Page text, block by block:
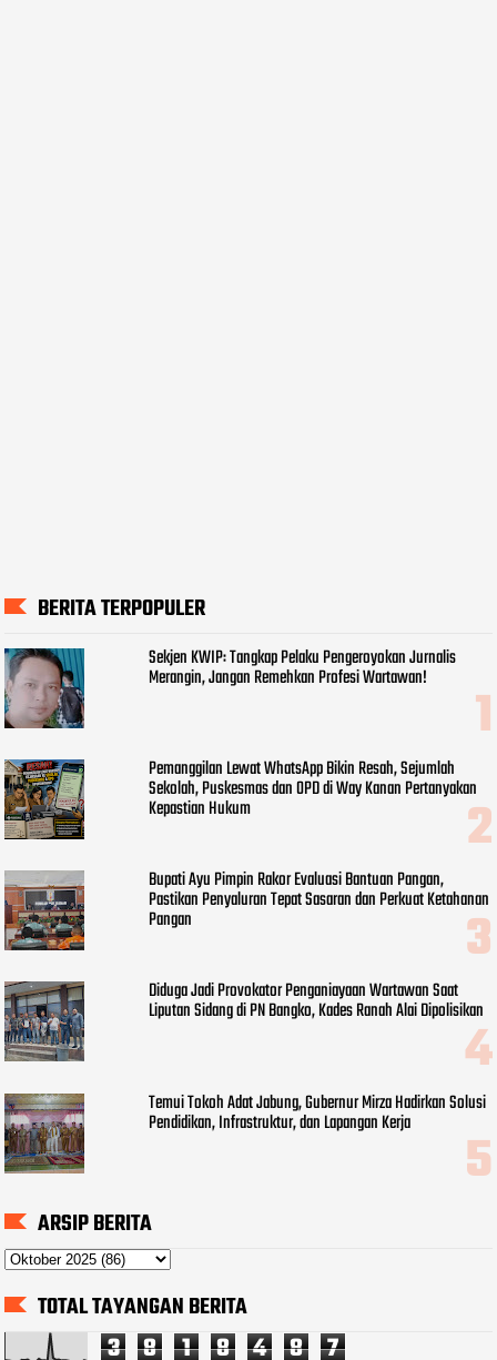
BERITA TERPOPULER
Sekjen KWIP: Tangkap Pelaku Pengeroyokan Jurnalis
Merangin, Jangan Remehkan Profesi Wartawan!
Pemanggilan Lewat WhatsApp Bikin Resah, Sejumlah
Sekolah, Puskesmas dan OPD di Way Kanan Pertanyakan
Kepastian Hukum
Bupati Ayu Pimpin Rakor Evaluasi Bantuan Pangan,
Pastikan Penyaluran Tepat Sasaran dan Perkuat Ketahanan
Pangan
Diduga Jadi Provokator Penganiayaan Wartawan Saat
Liputan Sidang di PN Bangko, Kades Ranah Alai Dipolisikan
Temui Tokoh Adat Jabung, Gubernur Mirza Hadirkan Solusi
Pendidikan, Infrastruktur, dan Lapangan Kerja
ARSIP BERITA
TOTAL TAYANGAN BERITA
3 8 1 8 4 8 7